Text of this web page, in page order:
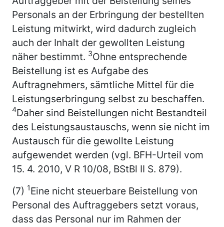
Personals an der Erbringung der bestellten
Leistung mitwirkt, wird dadurch zugleich
auch der Inhalt der gewollten Leistung
näher bestimmt. 3Ohne entsprechende
Beistellung ist es Aufgabe des
Auftragnehmers, sämtliche Mittel für die
Leistungserbringung selbst zu beschaffen.
4Daher sind Beistellungen nicht Bestandteil
des Leistungsaustauschs, wenn sie nicht im
Austausch für die gewollte Leistung
aufgewendet werden (vgl. BFH-Urteil vom
15. 4. 2010, V R 10/08, BStBl II S. 879).
(7) 1Eine nicht steuerbare Beistellung von
Personal des Auftraggebers setzt voraus,
dass das Personal nur im Rahmen der